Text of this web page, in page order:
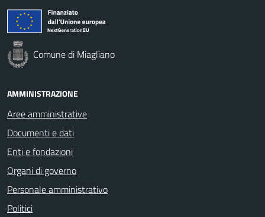
Comune di Miagliano
AMMINISTRAZIONE
Aree amministrative
Documenti e dati
Enti e fondazioni
Organi di governo
Personale amministrativo
Politici